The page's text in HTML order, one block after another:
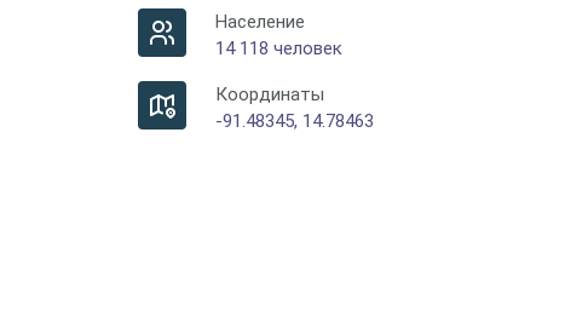
Население
14 118 человек
Координаты
-91.48345, 14.78463